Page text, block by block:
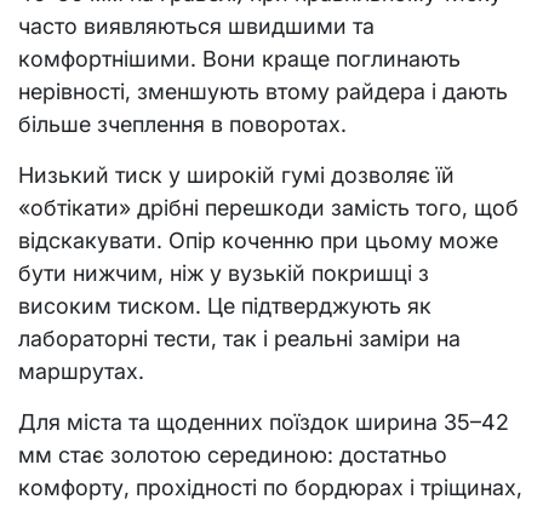
часто виявляються швидшими та
комфортнішими. Вони краще поглинають
нерівності, зменшують втому райдера і дають
більше зчеплення в поворотах.
Низький тиск у широкій гумі дозволяє їй
«обтікати» дрібні перешкоди замість того, щоб
відскакувати. Опір коченню при цьому може
бути нижчим, ніж у вузькій покришці з
високим тиском. Це підтверджують як
лабораторні тести, так і реальні заміри на
маршрутах.
Для міста та щоденних поїздок ширина 35–42
мм стає золотою серединою: достатньо
комфорту, прохідності по бордюрах і тріщинах,